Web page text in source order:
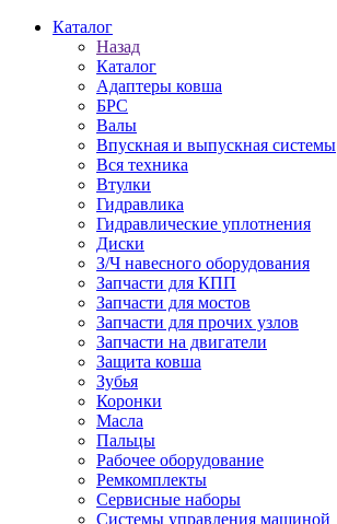
Каталог
Назад
Каталог
Адаптеры ковша
БРС
Валы
Впускная и выпускная системы
Вся техника
Втулки
Гидравлика
Гидравлические уплотнения
Диски
З/Ч навесного оборудования
Запчасти для КПП
Запчасти для мостов
Запчасти для прочих узлов
Запчасти на двигатели
Защита ковша
Зубья
Коронки
Масла
Пальцы
Рабочее оборудование
Ремкомплекты
Сервисные наборы
Системы управления машиной